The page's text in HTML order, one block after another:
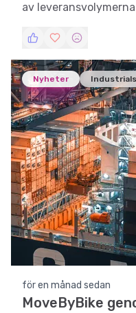
av
Nyheter Industrials
för en månad sedan
MoveByBike